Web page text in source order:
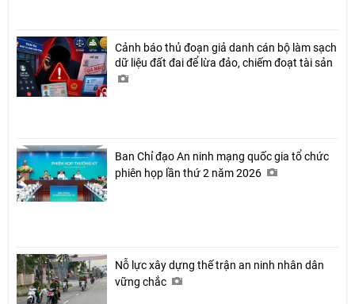
Cảnh báo thủ đoạn giả danh cán bộ làm sạch
dữ liệu đất đai để lừa đảo, chiếm đoạt tài sản
Ban Chỉ đạo An ninh mạng quốc gia tổ chức
phiên họp lần thứ 2 năm 2026
Nỗ lực xây dựng thế trận an ninh nhân dân
vững chắc